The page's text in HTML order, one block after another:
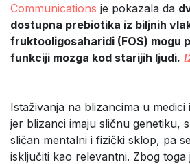
Communications je pokazala da
dostupna prebiotika iz biljnih
fruktooligosaharidi (FOS) mogu
funkciji mozga kod starijih ljudi.
Istaživanja na blizancima u
jer blizanci imaju sličnu genetiku,
sličan mentalni i fizički sklop, pa
isključiti kao relevantni. Zbog toga